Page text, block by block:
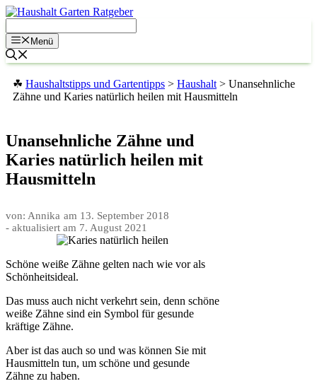
Zum
springenMenü
☘ Haushaltstipps und Gartentipps > Haushalt > Unansehnliche
Zähne und Karies natürlich heilen mit Hausmitteln
Unansehnliche Zähne und
Karies natürlich heilen mit
Hausmitteln
von: Annika am 13. September 2018
- aktualisiert am 7. August 2021
Schöne weiße Zähne gelten nach wie vor als
Schönheitsideal.
Das muss auch nicht verkehrt sein, denn schöne
weiße Zähne sind ein Symbol für gesunde
kräftige Zähne.
Aber ist das auch so und was können Sie mit
Hausmitteln tun, um schöne und gesunde
Zähne zu haben.